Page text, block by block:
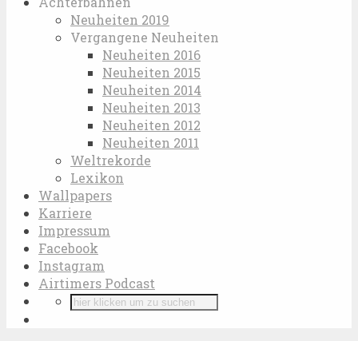
Neuheiten 2019
Vergangene Neuheiten
Neuheiten 2016
Neuheiten 2015
Neuheiten 2014
Neuheiten 2013
Neuheiten 2012
Neuheiten 2011
Weltrekorde
Lexikon
Wallpapers
Karriere
Impressum
Facebook
Instagram
Airtimers Podcast